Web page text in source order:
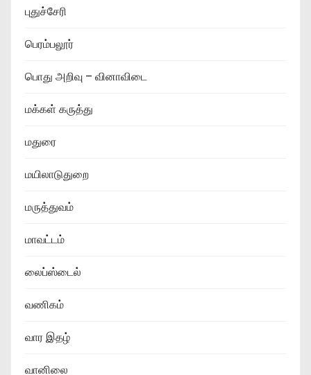
புதுச்சேரி
பெரம்பலூர்
பொது அறிவு – வினாவிடை
மக்கள் கருத்து
மதுரை
மயிலாடுதுறை
மருத்துவம்
மாவட்டம்
லைப்ஸ்டைல்
வணிகம்
வார இதழ்
வானிலை